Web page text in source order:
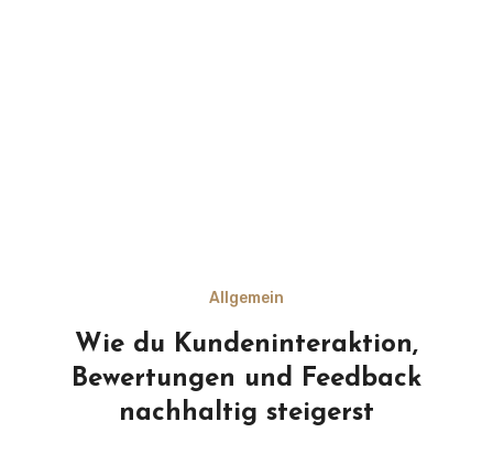
Allgemein
Wie du Kundeninteraktion,
Bewertungen und Feedback
nachhaltig steigerst